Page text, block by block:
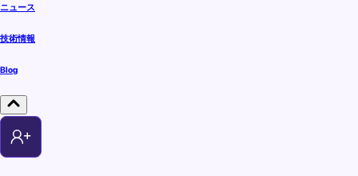
ニュース
技術情報
Blog